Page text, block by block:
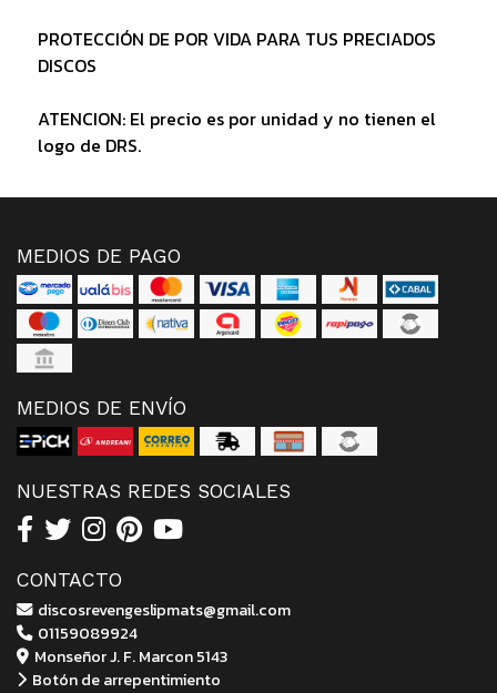
PROTECCIÓN DE POR VIDA PARA TUS PRECIADOS
DISCOS
ATENCION: El precio es por unidad y no tienen el
logo de DRS.
MEDIOS DE PAGO
MEDIOS DE ENVÍO
NUESTRAS REDES SOCIALES
CONTACTO
discosrevengeslipmats@gmail.com
01159089924
Monseñor J. F. Marcon 5143
Botón de arrepentimiento